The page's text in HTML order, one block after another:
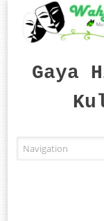
Gaya